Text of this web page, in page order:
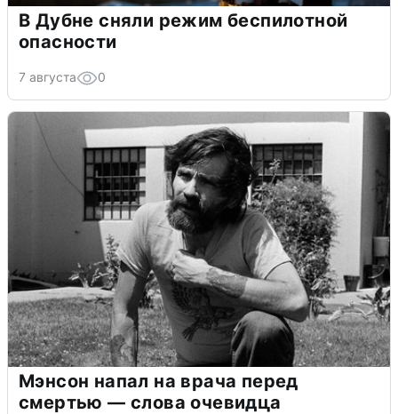
В Дубне сняли режим беспилотной
опасности
7 августа 0
Мэнсон напал на врача перед
смертью — слова очевидца